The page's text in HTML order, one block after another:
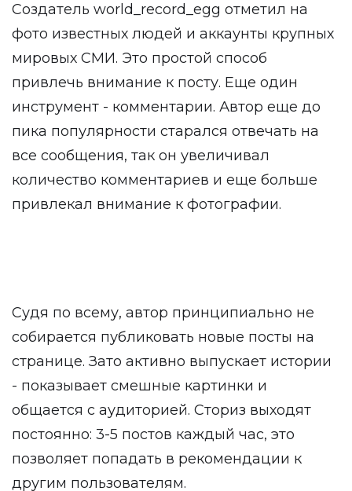
Создатель world_record_egg отметил на
фото известных людей и аккаунты крупных
мировых СМИ. Это простой способ
привлечь внимание к посту. Еще один
инструмент - комментарии. Автор еще до
пика популярности старался отвечать на
все сообщения, так он увеличивал
количество комментариев и еще больше
привлекал внимание к фотографии.
Судя по всему, автор принципиально не
собирается публиковать новые посты на
странице. Зато активно выпускает истории
- показывает смешные картинки и
общается с аудиторией. Сториз выходят
постоянно: 3-5 постов каждый час, это
позволяет попадать в рекомендации к
другим пользователям.